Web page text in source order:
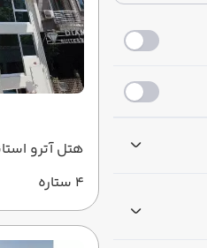
هتل آترو
4 ستاره